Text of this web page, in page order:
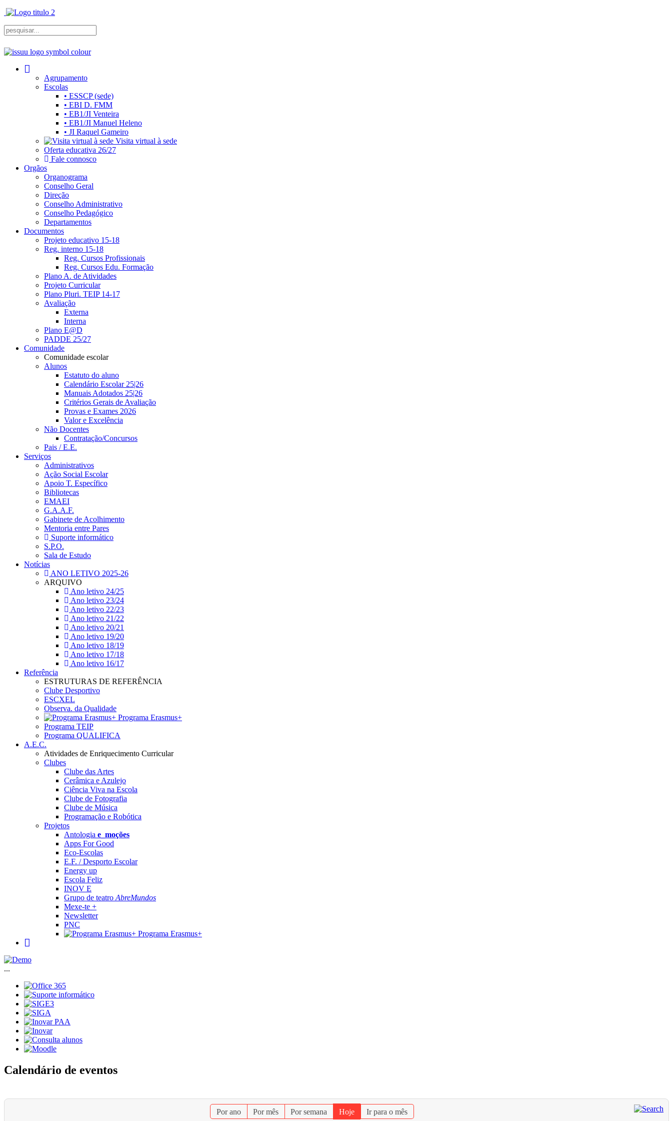
Agrupamento
Escolas
• ESSCP (sede)
• EBI D. FMM
• EB1/JI Venteira
• EB1/JI Manuel Heleno
• JI Raquel Gameiro
Visita virtual à sede
Oferta educativa 26/27
Fale connosco
Orgãos
Organograma
Conselho Geral
Direção
Conselho Administrativo
Conselho Pedagógico
Departamentos
Documentos
Projeto educativo 15-18
Reg. interno 15-18
Reg. Cursos Profissionais
Reg. Cursos Edu. Formação
Plano A. de Atividades
Projeto Curricular
Plano Pluri. TEIP 14-17
Avaliação
Externa
Interna
Plano E@D
PADDE 25/27
Comunidade
Comunidade escolar
Alunos
Estatuto do aluno
Calendário Escolar 25|26
Manuais Adotados 25|26
Critérios Gerais de Avaliação
Provas e Exames 2026
Valor e Excelência
Não Docentes
Contratação/Concursos
Pais / E.E.
Serviços
Administrativos
Ação Social Escolar
Apoio T. Específico
Bibliotecas
EMAEI
G.A.A.F.
Gabinete de Acolhimento
Mentoria entre Pares
Suporte informático
S.P.O.
Sala de Estudo
Notícias
ANO LETIVO 2025-26
ARQUIVO
Ano letivo 24/25
Ano letivo 23/24
Ano letivo 22/23
Ano letivo 21/22
Ano letivo 20/21
Ano letivo 19/20
Ano letivo 18/19
Ano letivo 17/18
Ano letivo 16/17
Referência
ESTRUTURAS DE REFERÊNCIA
Clube Desportivo
ESCXEL
Observa. da Qualidade
Programa Erasmus+
Programa TEIP
Programa QUALIFICA
A.E.C.
Atividades de Enriquecimento Curricular
Clubes
Clube das Artes
Cerâmica e Azulejo
Ciência Viva na Escola
Clube de Fotografia
Clube de Música
Programação e Robótica
Projetos
Antologia e_moções
Apps For Good
Eco-Escolas
E.F. / Desporto Escolar
Energy up
Escola Feliz
INOV E
Grupo de teatro AbreMundos
Mexe-te +
Newsletter
PNC
Programa Erasmus+
...
Calendário de eventos
Por ano Por mês Por semana Hoje Ir para o mês